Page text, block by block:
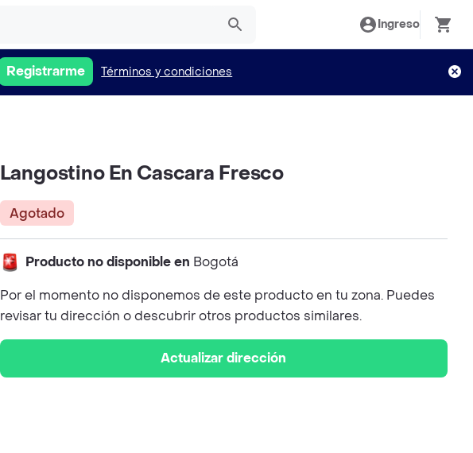
Ingreso
Registrarme Términos y condiciones
Langostino En Cascara Fresco
Agotado
Producto no disponible en Bogotá
Por el momento no disponemos de este producto en tu zona. Puedes
revisar tu dirección o descubrir otros productos similares.
Actualizar dirección